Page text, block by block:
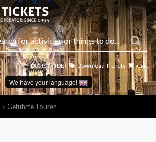
Deutsch (DE)
We have your language!
Download Tickets Cart
Geführte Touren